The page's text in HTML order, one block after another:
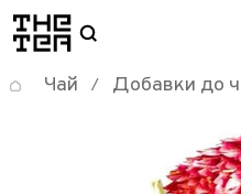
логотип
Чай / Добавки до